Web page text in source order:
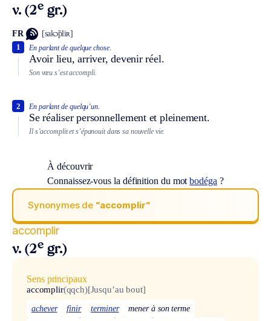
v. (2e gr.)
FR [sakɔ̃pliʀ]
En parlant de quelque chose.
Avoir lieu, arriver, devenir réel.
1
Son vœu s’est accompli.
En parlant de quelqu’un.
Se réaliser personnellement et pleinement.
2
Il s’accomplit et s’épanouit dans sa nouvelle vie.
À découvrir
Connaissez-vous la définition du motbodéga ?
Synonymes de “accomplir“
accomplir
v. (2e gr.)
Sens principaux
accomplir(qqch)[Jusqu’au bout]
achever finir terminer
mener à son terme